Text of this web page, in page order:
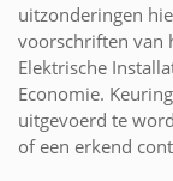
uitzonderingen
voorschriften van
Elektrische
Economie.
uitgevoerd te
of een erkend